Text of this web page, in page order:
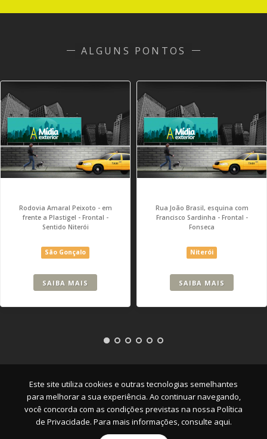
Este site utiliza cookies e outras tecnologias semelhantes
para melhorar a sua experiência. Ao continuar navegando,
você concorda com as condições previstas na nossa Política
de Privacidade. Para mais informações, consulte aqui.
ALGUNS PONTOS
Rodovia Amaral Peixoto - em
frente a Plastigel - Frontal -
Sentido Niterói
São Gonçalo
SAIBA MAIS
Rua João Brasil, esquina com
Francisco Sardinha - Frontal -
Fonseca
Niterói
SAIBA MAIS
Empresa|Serviços|Pontos|Contato